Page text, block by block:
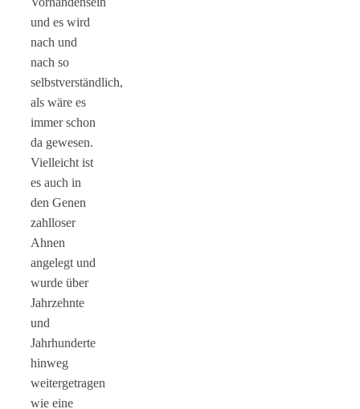
und es wird
nach und
nach so
selbstverständlich,
als wäre es
immer schon
da gewesen.
Vielleicht ist
es auch in
den Genen
zahlloser
Ahnen
angelegt und
wurde über
Jahrzehnte
und
Jahrhunderte
hinweg
weitergetragen
wie eine